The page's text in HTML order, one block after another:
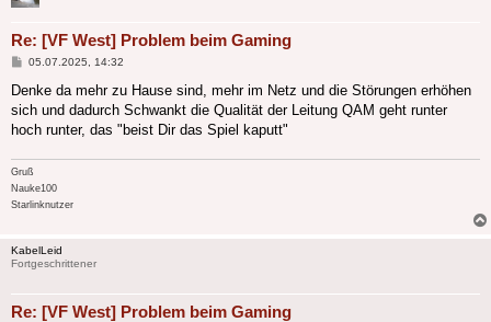
Re: [VF West] Problem beim Gaming
Beitrag
05.07.2025, 14:32
Denke da mehr zu Hause sind, mehr im Netz und die Störungen erhöhen
sich und dadurch Schwankt die Qualität der Leitung QAM geht runter
hoch runter, das "beist Dir das Spiel kaputt"
Gruß
Nauke100
Starlinknutzer
KabelLeid
Fortgeschrittener
Re: [VF West] Problem beim Gaming